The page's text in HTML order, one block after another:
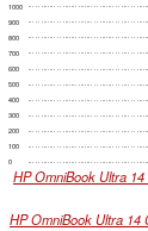
0
100
200
300
400
500
600
700
800
900
1000
HP OmniBook Ultra
HP OmniBook Ultra 14